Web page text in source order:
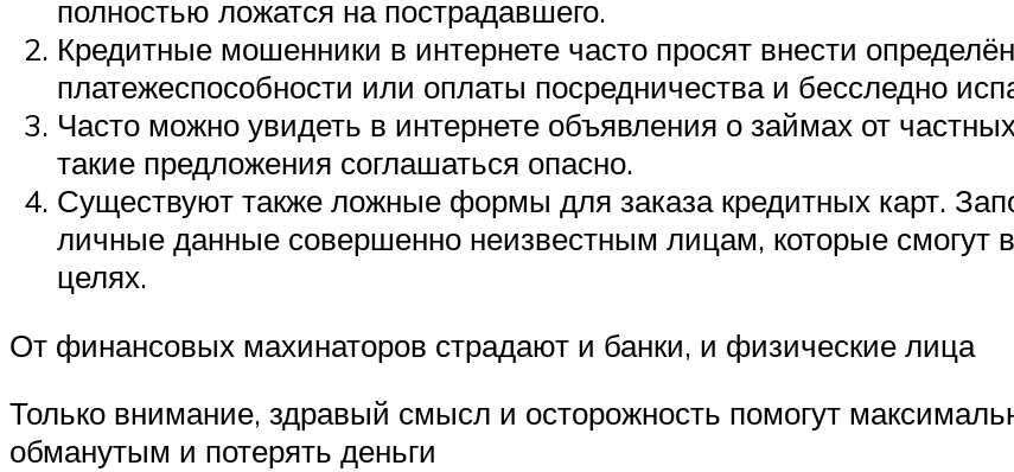
полностью ложатся на пострадавшего.
Кредитные мошенники в интернете часто просят внести
платежеспособности или оплаты посредничества и бесследно
Часто можно увидеть в интернете объявления о займах от
такие предложения соглашаться опасно.
Существуют также ложные формы для заказа кредитных карт.
личные данные совершенно неизвестным лицам, которые смогут
целях.
От финансовых махинаторов страдают и банки, и физические лица
Только внимание, здравый смысл и осторожность помогут
обманутым и потерять деньги